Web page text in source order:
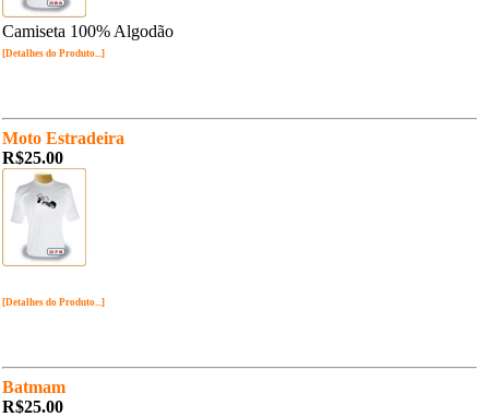
Camiseta 100% Algodão
[Detalhes do Produto...]
Moto Estradeira
R$25.00
[Detalhes do Produto...]
Batmam
R$25.00